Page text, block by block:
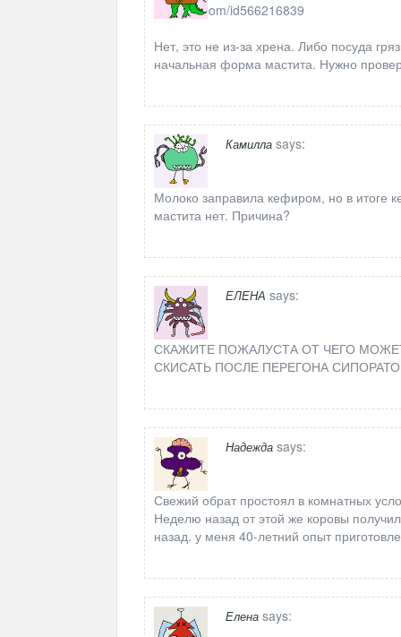
http://vk.com/id566216839
Нет, это не из-за хрена. Либо посуда
начальная форма мастита. Нужно
Камилла says:
Молоко заправила кефиром, но в итоге
мастита нет. Причина?
ЕЛЕНА says:
СКАЖИТЕ ПОЖАЛУСТА ОТ ЧЕГО
СКИСАТЬ ПОСЛЕ ПЕРЕГОНА
Надежда says:
Свежий обрат простоял в комнатных
Неделю назад от этой же коровы
назад. у меня 40-летний опыт
Елена says: